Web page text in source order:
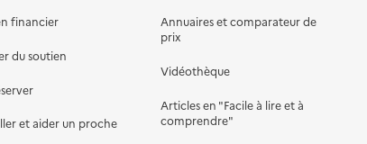
financier
du soutien
et aider un proche
Annuaires et comparateur de
prix
Vidéothèque
Articles en "Facile à lire et à
comprendre"